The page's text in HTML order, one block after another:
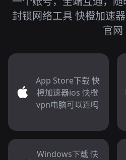
封锁网络工具 快橙加速
官网
App Store下载 快
橙加速器ios 快橙
vpn电脑可以连吗
Windows下载 快